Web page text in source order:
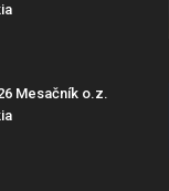
Mesačník o.z.